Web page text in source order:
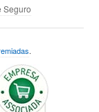
Seguro
.